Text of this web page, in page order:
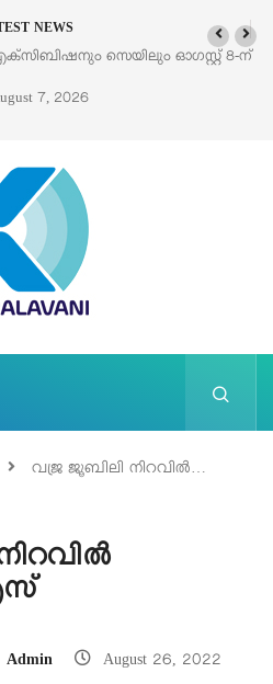
NEWS
സെയിലും ഓഗസ്റ്റ് 8-ന്
7, 2026
വജ്ര ജൂബിലി നിറവില്‍…
Admin
August 26, 2022